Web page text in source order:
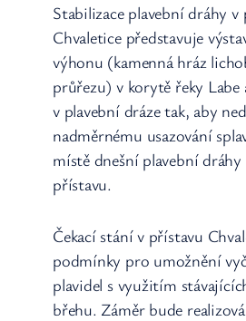
Stabilizace plavební dráhy v
Chvaletice představuje
výhonu (kamenná hráz
průřezu) v korytě řeky
v plavební dráze tak, aby
nadměrnému usazování
místě dnešní plavební dráhy
přístavu.
Čekací stání v přístavu
podmínky pro umožnění
plavidel s využitím
břehu. Záměr bude